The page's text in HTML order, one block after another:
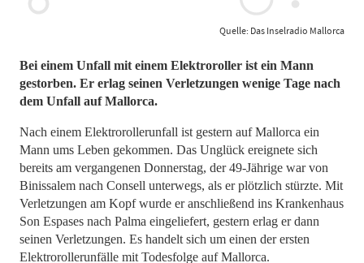
Quelle: Das Inselradio Mallorca
Bei einem Unfall mit einem Elektroroller ist ein Mann
gestorben. Er erlag seinen Verletzungen wenige Tage nach
dem Unfall auf Mallorca.
Nach einem Elektrorollerunfall ist gestern auf Mallorca ein
Mann ums Leben gekommen. Das Unglück ereignete sich
bereits am vergangenen Donnerstag, der 49-Jährige war von
Binissalem nach Consell unterwegs, als er plötzlich stürzte. Mit
Verletzungen am Kopf wurde er anschließend ins Krankenhaus
Son Espases nach Palma eingeliefert, gestern erlag er dann
seinen Verletzungen. Es handelt sich um einen der ersten
Elektrorollerunfälle mit Todesfolge auf Mallorca.